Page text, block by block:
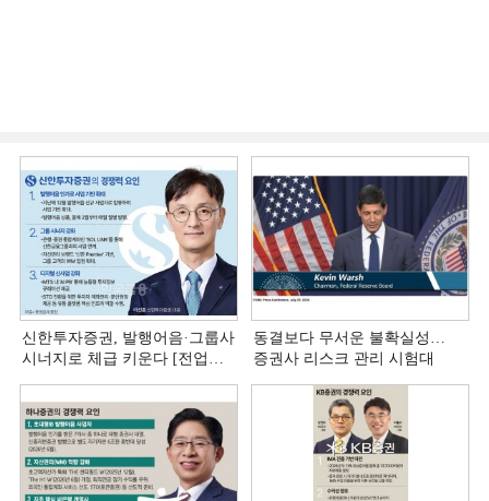
신한투자증권, 발행어음·그룹사
시너지로 체급 키운다 [전업계
동결보다 무서운 불확실성…
증권사 리스크 관리 시험대